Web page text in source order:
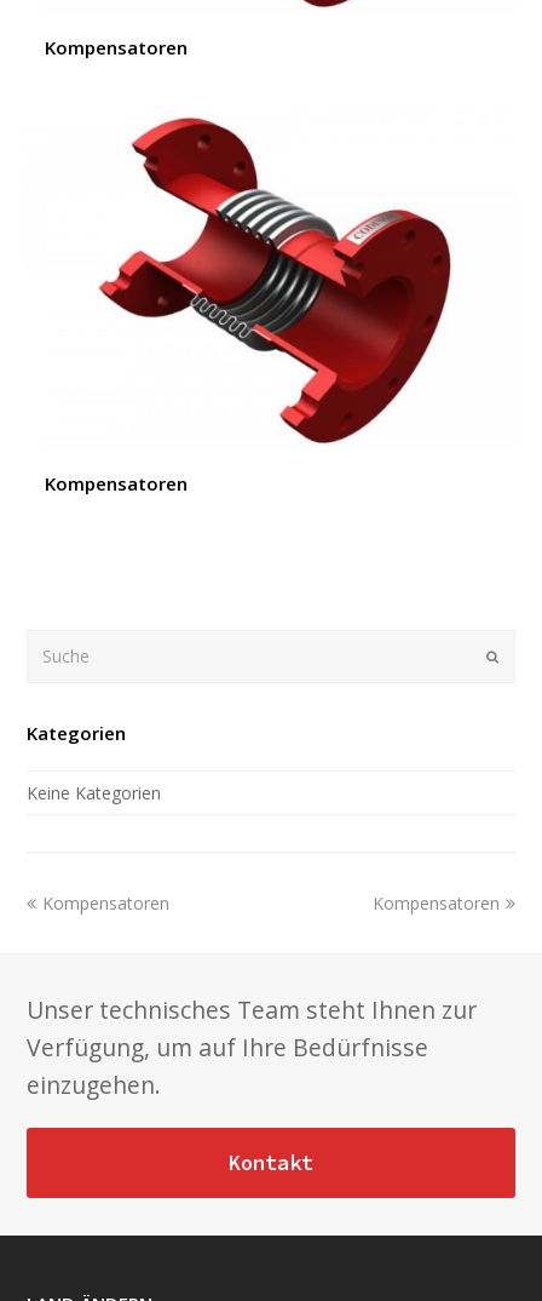
Kompensatoren
Kompensatoren
Kategorien
Keine Kategorien
previous
Kompensatoren
next
Kompensatoren
Unser technisches Team steht Ihnen zur
Verfügung, um auf Ihre Bedürfnisse
einzugehen.
Kontakt